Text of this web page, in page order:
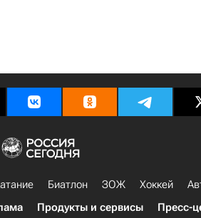
Биатлон ЗОЖ Хоккей
Продукты и сервисы Пресс-